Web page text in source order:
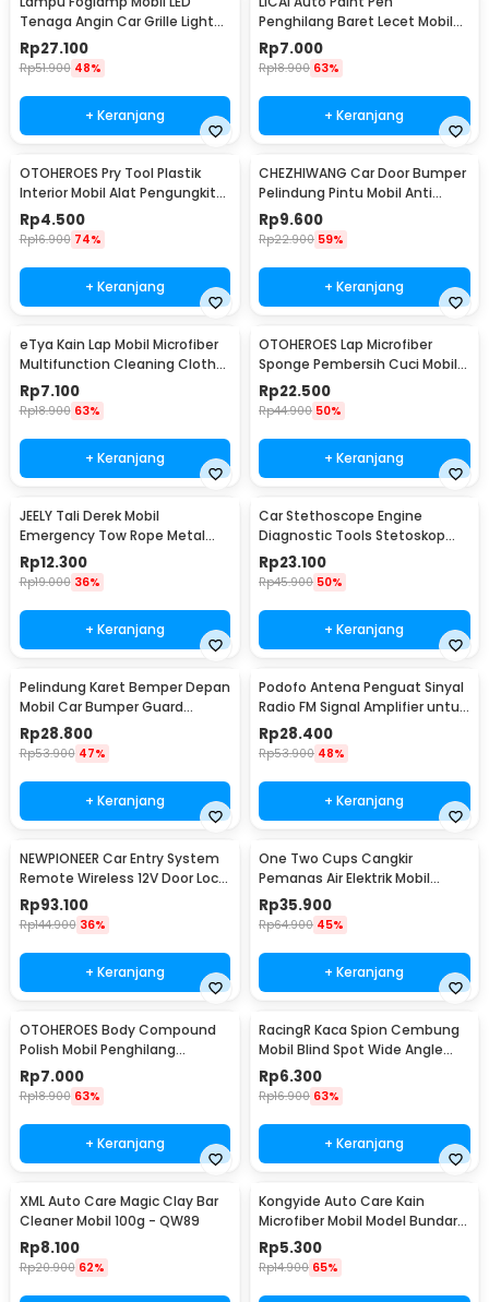
Tenaga Angin Car Grille Light
Wind Power 2 PCS - XY044
Rp27.100
Rp51.900 48%
+ Keranjang
Penghilang Baret Lecet Mobil
Scratch Removal 12ml
Rp7.000
Rp18.900 63%
+ Keranjang
OTOHEROES Pry Tool Plastik
Interior Mobil Alat Pengungkit
Set 4 PCS - AA16
Rp4.500
Rp16.900 74%
+ Keranjang
CHEZHIWANG Car Door Bumper
Pelindung Pintu Mobil Anti
Gores 8 PCS - HT-001
Rp9.600
Rp22.900 59%
+ Keranjang
eTya Kain Lap Mobil Microfiber
Multifunction Cleaning Cloth
30x39cm - H-10
Rp7.100
Rp18.900 63%
+ Keranjang
OTOHEROES Lap Microfiber
Sponge Pembersih Cuci Mobil
Motor - TP266
Rp22.500
Rp44.900 50%
+ Keranjang
JEELY Tali Derek Mobil
Emergency Tow Rope Metal
Buckle U-Type 2.7M - JL30
Rp12.300
Rp19.000 36%
+ Keranjang
Car Stethoscope Engine
Diagnostic Tools Stetoskop
Mesin Mobil - W80582
Rp23.100
Rp45.900 50%
+ Keranjang
Pelindung Karet Bemper Depan
Mobil Car Bumper Guard
57mm 2.5M
Rp28.800
Rp53.900 47%
+ Keranjang
Podofo Antena Penguat Sinyal
Radio FM Signal Amplifier untuk
Mobil - ANT-208
Rp28.400
Rp53.900 48%
+ Keranjang
NEWPIONEER Car Entry System
Remote Wireless 12V Door Lock
Mobil - CK18
Rp93.100
Rp144.900 36%
+ Keranjang
One Two Cups Cangkir
Pemanas Air Elektrik Mobil
Travel Mug 450ml - NJ88
Rp35.900
Rp64.900 45%
+ Keranjang
OTOHEROES Body Compound
Polish Mobil Penghilang
Goresan 15g with Spons - YYC-
508
Rp7.000
Rp18.900 63%
+ Keranjang
RacingR Kaca Spion Cembung
Mobil Blind Spot Wide Angle
50mm 2 Pcs - J0027
Rp6.300
Rp16.900 63%
+ Keranjang
XML Auto Care Magic Clay Bar
Cleaner Mobil 100g - QW89
Rp8.100
Rp20.900 62%
Kongyide Auto Care Kain
Microfiber Mobil Model Bundar -
L-20
Rp5.300
Rp14.900 65%